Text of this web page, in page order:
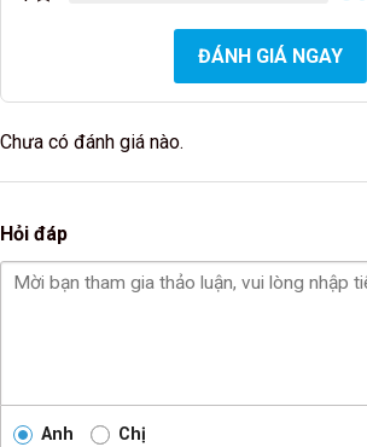
ĐÁNH GIÁ NGAY
Chưa có đánh giá nào.
Hỏi đáp
Anh Chị